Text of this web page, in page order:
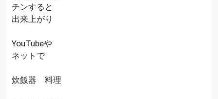
チンすると
出来上がり
YouTubeや
ネットで
炊飯器 料理